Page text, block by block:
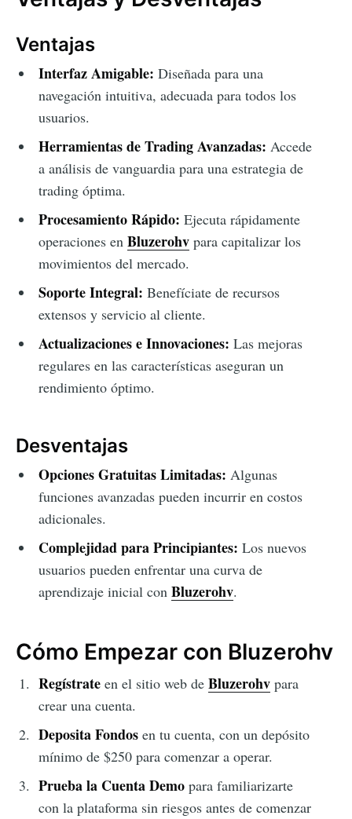
Ventajas
Interfaz Amigable: Diseñada para una
navegación intuitiva, adecuada para todos los
usuarios.
Herramientas de Trading Avanzadas: Accede
a análisis de vanguardia para una estrategia de
trading óptima.
Procesamiento Rápido: Ejecuta rápidamente
operaciones en Bluzerohvpara capitalizar los
movimientos del mercado.
Soporte Integral: Benefíciate de recursos
extensos y servicio al cliente.
Actualizaciones e Innovaciones: Las mejoras
regulares en las características aseguran un
rendimiento óptimo.
Desventajas
Opciones Gratuitas Limitadas: Algunas
funciones avanzadas pueden incurrir en costos
adicionales.
Complejidad para Principiantes: Los nuevos
usuarios pueden enfrentar una curva de
aprendizaje inicial con Bluzerohv.
Cómo Empezar con Bluzerohv
Regístrateen el sitio web de Bluzerohvpara
crear una cuenta.
Deposita Fondosen tu cuenta, con un depósito
mínimo de $250 para comenzar a operar.
Prueba la Cuenta Demopara familiarizarte
con la plataforma sin riesgos antes de comenzar